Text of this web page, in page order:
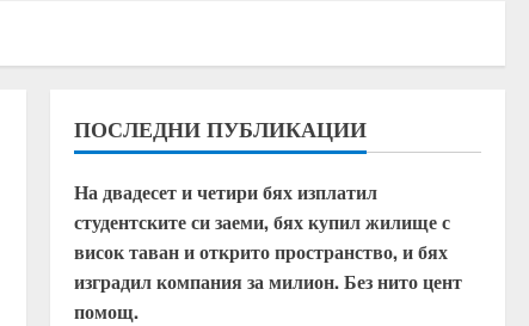
ПОСЛЕДНИ ПУБЛИКАЦИИ
На двадесет и четири бях изплатил
студентските си заеми, бях купил жилище с
висок таван и открито пространство, и бях
изградил компания за милион. Без нито цент
помощ.